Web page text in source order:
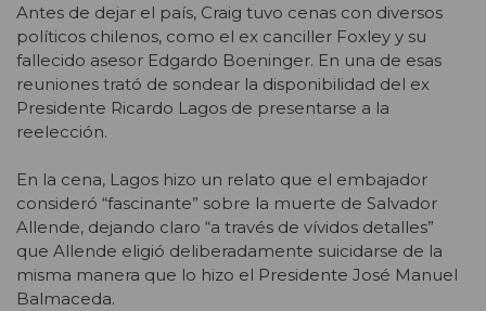
Antes de dejar el país, Craig tuvo cenas con diversos
políticos chilenos, como el ex canciller Foxley y su
fallecido asesor Edgardo Boeninger. En una de esas
reuniones trató de sondear la disponibilidad del ex
Presidente Ricardo Lagos de presentarse a la
reelección.
En la cena, Lagos hizo un relato que el embajador
consideró “fascinante” sobre la muerte de Salvador
Allende, dejando claro “a través de vívidos detalles”
que Allende eligió deliberadamente suicidarse de la
misma manera que lo hizo el Presidente José Manuel
Balmaceda.